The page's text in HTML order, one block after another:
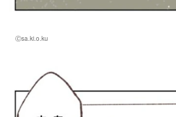
Ⓒsa.ki.o.ku